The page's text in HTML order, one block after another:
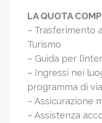
LA QUOTA
– Trasferimento
Turismo
– Guida per
– Ingressi nei
programma di
– Assicurazione
– Assistenza